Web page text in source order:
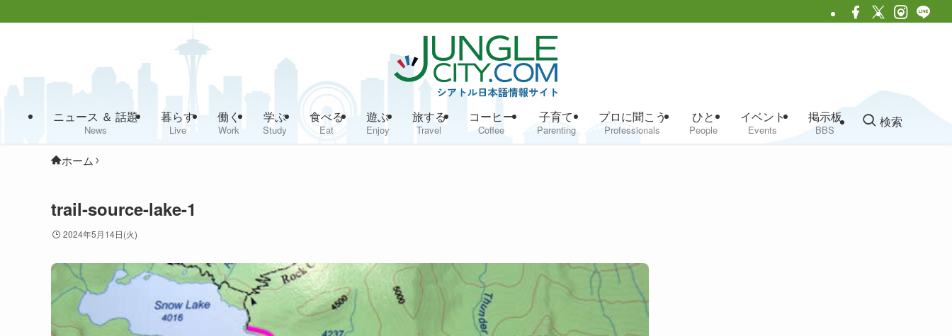
ニュース ＆ 話題
News
暮らす
Live
働く
Work
学ぶ
Study
食べる
Eat
遊ぶ
Enjoy
旅する
Travel
コーヒー
Coffee
子育て
Parenting
プロに聞こう
Professionals
ひと
People
イベント
Events
掲示板
BBS
検索
ホーム
trail-source-lake-1
2024年5月14日(火)